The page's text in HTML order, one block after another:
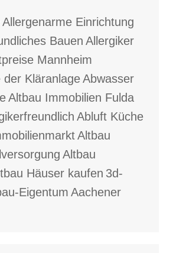
Allergenarme Einrichtung
Bauen Allergiker
Mannheim
der KläranlageAbwasser
Altbau Immobilien Fulda
Abluft Küche
Altbau
Altbau
Häuser kaufen 3d-
Eigentum Aachener